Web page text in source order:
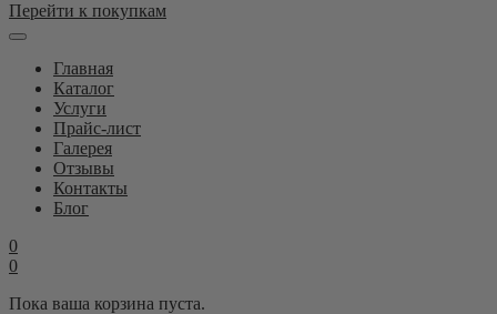
Перейти к покупкам
Главная
Каталог
Услуги
Прайс-лист
Галерея
Отзывы
Контакты
Блог
0
0
Пока ваша корзина пуста.